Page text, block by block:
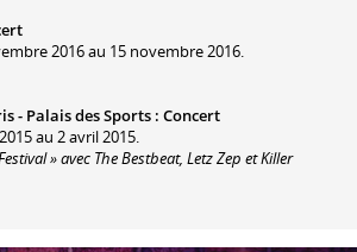
2016 au 15 novembre 2016.
- Palais des Sports : Concert
au 2 avril 2015.
» avec The Bestbeat, Letz Zep et Killer